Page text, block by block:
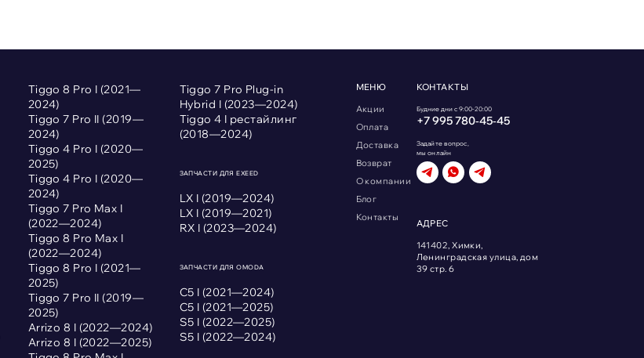
Tiggo 8 Pro I (2021—
2024)
Tiggo 7 Pro II (2019—
2024)
Tiggo 4 Pro I (2020—
2025)
Tiggo 4 Pro I (2020—
2024)
Tiggo 7 Pro Max I
(2022—2024)
Tiggo 8 Pro Max I
(2022—2024)
Tiggo 8 Pro I (2021—
2025)
Tiggo 7 Pro II (2019—
2025)
Arrizo 8 I (2022—2024)
Arrizo 8 I (2022—2025)
Tiggo 7 Pro Plug-in
Hybrid I (2023—2024)
Tiggo 4 I рестайлинг
(2018—2024)
ЗАПЧАСТИ ДЛЯ EXEED
LX I (2019—2024)
LX I (2019—2021)
RX I (2023—2024)
ЗАПЧАСТИ ДЛЯ OMODA
С5 I (2021—2024)
С5 I (2021—2025)
S5 I (2022—2025)
S5 I (2022—2024)
МЕНЮ
Акции
Оплата
Доставка
Возврат
О компании
Блог
Контакты
КОНТАКТЫ
Будние дни с 9:00-20:00
+7 995 780‑45‑45
Задайте вопрос,
мы онлайн
АДРЕС
141402, Химки,
Ленинградская улица, дом
39 стр. 6